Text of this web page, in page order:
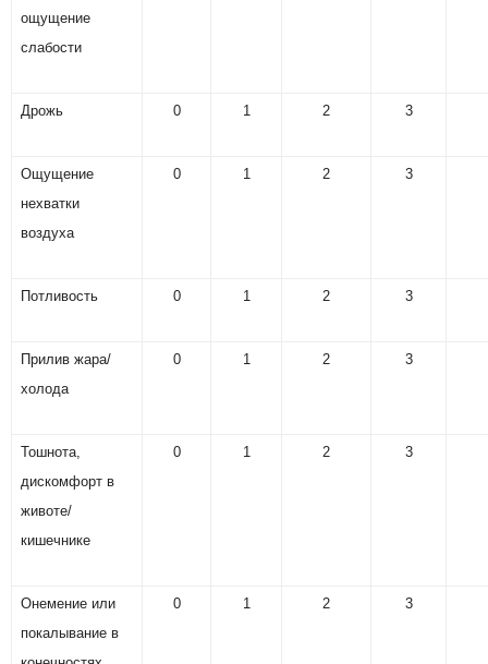
ощущение
слабости
Дрожь 0 1 2 3
Ощущение
нехватки
воздуха
0 1 2 3
Потливость 0 1 2 3
Прилив жара/
холода
0 1 2 3
Тошнота,
дискомфорт в
животе/
кишечнике
0 1 2 3
Онемение или
покалывание в
0 1 2 3